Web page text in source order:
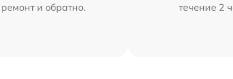
ремонт и обратно.
течение 2